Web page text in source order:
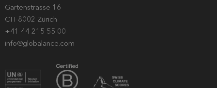
Gartenstrasse 16
CH-8002 Zürich
+41 44 215 55 00
info@globalance.com